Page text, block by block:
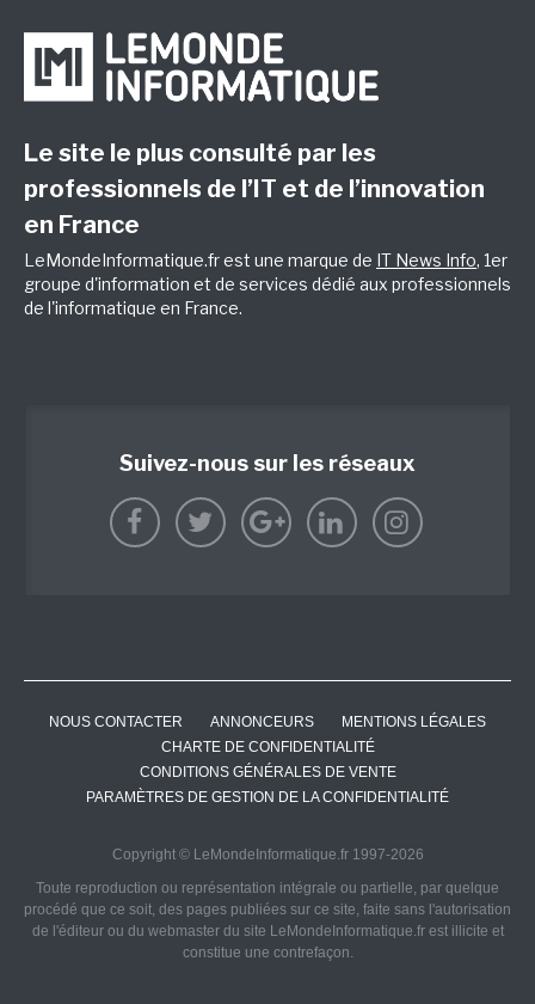
Le site le plus consulté par les
professionnels de l’IT et de l’innovation
en France
LeMondeInformatique.fr est une marque de IT News Info, 1er
groupe d'information et de services dédié aux professionnels
de l'informatique en France.
Suivez-nous sur les réseaux
NOUS CONTACTER ANNONCEURS
MENTIONS LÉGALES
CHARTE DE CONFIDENTIALITÉ
CONDITIONS GÉNÉRALES DE VENTE
PARAMÈTRES DE GESTION DE LA CONFIDENTIALITÉ
Copyright © LeMondeInformatique.fr 1997-2026
Toute reproduction ou représentation intégrale ou partielle, par quelque
procédé que ce soit, des pages publiées sur ce site, faite sans l'autorisation
de l'éditeur ou du webmaster du site LeMondeInformatique.fr est illicite et
constitue une contrefaçon.